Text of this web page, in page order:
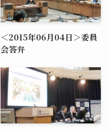
＜2015年06月04日＞委員
会答弁